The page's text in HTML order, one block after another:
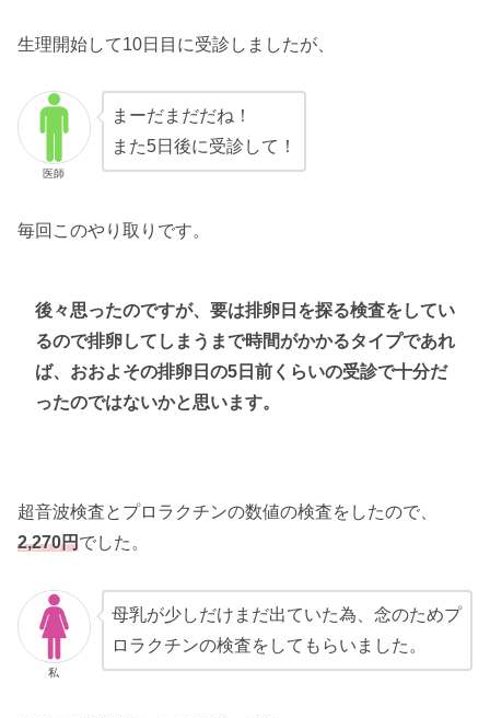
生理開始して10日目に受診しましたが、
医師
まーだまだだね！
また5日後に受診して！
毎回このやり取りです。
後々思ったのですが、要は排卵日を探る検査をしてい
るので排卵してしまうまで時間がかかるタイプであれ
ば、おおよその排卵日の5日前くらいの受診で十分だ
ったのではないかと思います。
超音波検査とプロラクチンの数値の検査をしたので、
2,270円 でした。
私
母乳が少しだけまだ出ていた為、念のためプ
ロラクチンの検査をしてもらいました。